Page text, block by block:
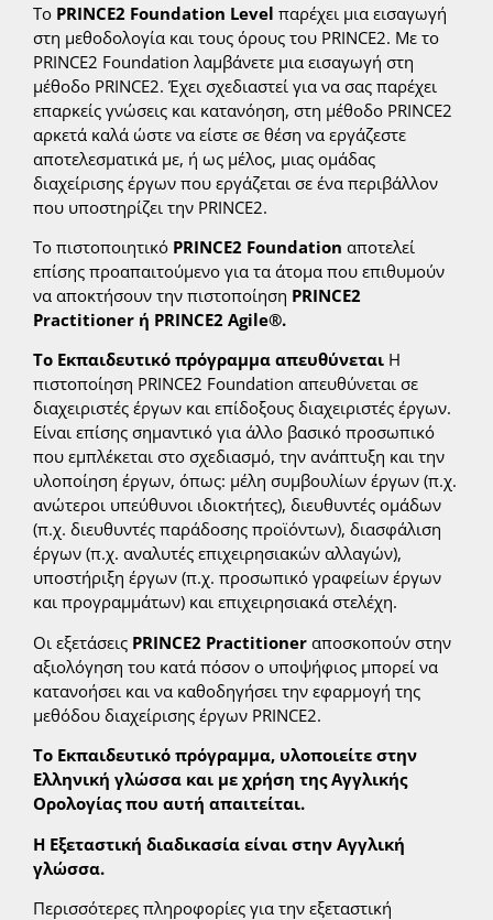
Το PRINCE2 Foundation Level παρέχει μια εισαγωγή
στη μεθοδολογία και τους όρους του PRINCE2. Με το
PRINCE2 Foundation λαμβάνετε μια εισαγωγή στη
μέθοδο PRINCE2. Έχει σχεδιαστεί για να σας παρέχει
επαρκείς γνώσεις και κατανόηση, στη μέθοδο PRINCE2
αρκετά καλά ώστε να είστε σε θέση να εργάζεστε
αποτελεσματικά με, ή ως μέλος, μιας ομάδας
διαχείρισης έργων που εργάζεται σε ένα περιβάλλον
που υποστηρίζει την PRINCE2.
Το πιστοποιητικό PRINCE2 Foundation αποτελεί
επίσης προαπαιτούμενο για τα άτομα που επιθυμούν
να αποκτήσουν την πιστοποίηση PRINCE2
Practitioner ή PRINCE2 Agile®.
Το Εκπαιδευτικό πρόγραμμα απευθύνεται Η
πιστοποίηση PRINCE2 Foundation απευθύνεται σε
διαχειριστές έργων και επίδοξους διαχειριστές έργων.
Είναι επίσης σημαντικό για άλλο βασικό προσωπικό
που εμπλέκεται στο σχεδιασμό, την ανάπτυξη και την
υλοποίηση έργων, όπως: μέλη συμβουλίων έργων (π.χ.
ανώτεροι υπεύθυνοι ιδιοκτήτες), διευθυντές ομάδων
(π.χ. διευθυντές παράδοσης προϊόντων), διασφάλιση
έργων (π.χ. αναλυτές επιχειρησιακών αλλαγών),
υποστήριξη έργων (π.χ. προσωπικό γραφείων έργων
και προγραμμάτων) και επιχειρησιακά στελέχη.
Οι εξετάσεις PRINCE2 Practitioner αποσκοπούν στην
αξιολόγηση του κατά πόσον ο υποψήφιος μπορεί να
κατανοήσει και να καθοδηγήσει την εφαρμογή της
μεθόδου διαχείρισης έργων PRINCE2.
Το Εκπαιδευτικό πρόγραμμα, υλοποιείτε στην
Ελληνική γλώσσα και με χρήση της Αγγλικής
Ορολογίας που αυτή απαιτείται.
Η Εξεταστική διαδικασία είναι στην Αγγλική
γλώσσα.
Περισσότερες πληροφορίες για την εξεταστική